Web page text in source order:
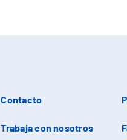
Contacto
Trabaja con nosotros